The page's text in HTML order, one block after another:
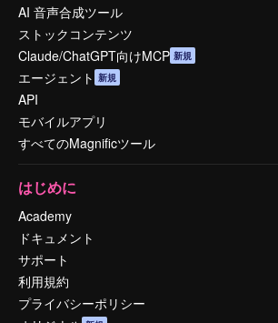
AI 音声合成ツール
ストックコンテンツ
Claude/ChatGPT向けMCP 新規
エージェント 新規
API
モバイルアプリ
すべてのMagnificツール
はじめに
Academy
ドキュメント
サポート
利用規約
プライバシーポリシー